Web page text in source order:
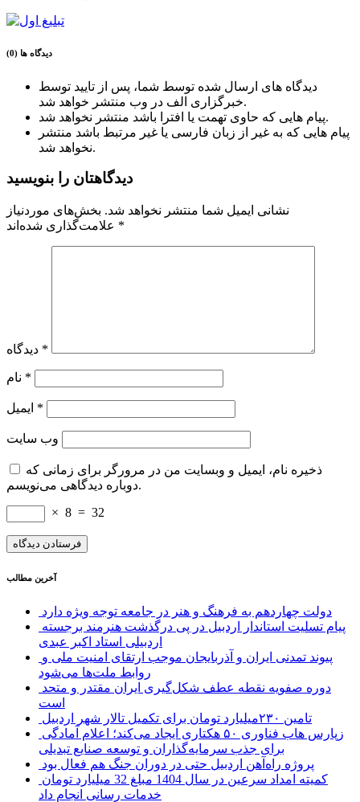
دیدگاه ها (0)
دیدگاه های ارسال شده توسط شما، پس از تایید توسط
خبرگزاری الف در وب منتشر خواهد شد.
پیام هایی که حاوی تهمت یا افترا باشد منتشر نخواهد شد.
پیام هایی که به غیر از زبان فارسی یا غیر مرتبط باشد منتشر
نخواهد شد.
دیدگاهتان را بنویسید
نشانی ایمیل شما منتشر نخواهد شد. بخش‌های موردنیاز
*
*
*
*
وب‌ سایت
ذخیره نام، ایمیل و وبسایت من در مرورگر برای زمانی که
دوباره دیدگاهی می‌نویسم.
× 8 = 32
آخرین مطالب
دولت چهاردهم به فرهنگ و هنر در جامعه توجه ویژه دارد
اردبیلی استاد اکبر عبدی
روابط ملت‌ها می‌شود
است
تامین ۲۳۰میلیارد تومان برای تکمیل تالار شهر اردبیل
برای جذب سرمایه‌گذاران و توسعه صنایع تبدیلی
پروژه راه‌آهن اردبیل حتی در دوران جنگ هم فعال بود
خدمات رسانی انجام داد